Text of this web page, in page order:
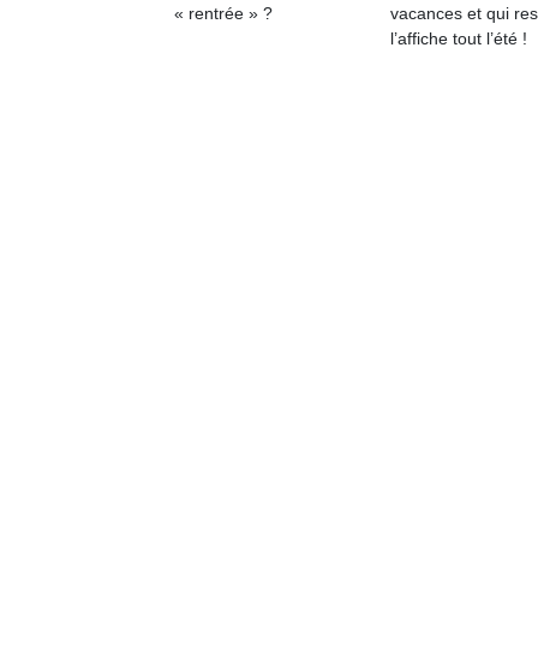
« rentrée » ?
vacances et qui
l’affiche tout l’été !